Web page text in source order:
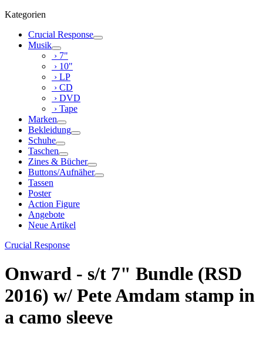
Kategorien
Crucial Response
Musik
› 7"
› 10"
› LP
› CD
› DVD
› Tape
Marken
Bekleidung
Schuhe
Taschen
Zines & Bücher
Buttons/Aufnäher
Tassen
Poster
Action Figure
Angebote
Neue Artikel
Crucial Response
Onward - s/t 7" Bundle (RSD
2016) w/ Pete Amdam stamp in
a camo sleeve